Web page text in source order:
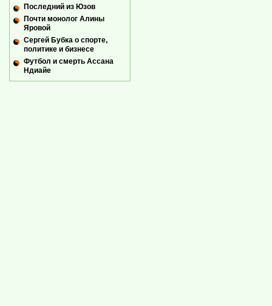
Последний из Юзов
Почти монолог Алины
Яровой
Сергей Бубка о спорте,
политике и бизнесе
Футбол и смерть Ассана
Ндиайе